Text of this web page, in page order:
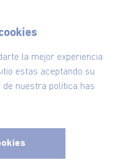
la mejor experiencia
estas aceptando su
nuestra política has